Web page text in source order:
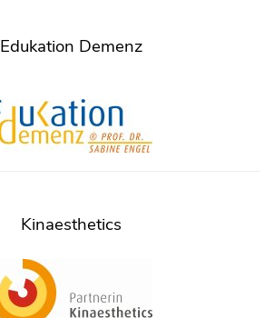
Edukation Demenz
Kinaesthetics